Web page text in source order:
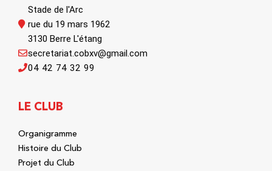
Stade de l'Arc
rue du 19 mars 1962
3130 Berre L'étang
04 42 74 32 99
secretariat.cobxv@gmail.com
LE CLUB
Organigramme
Histoire du Club
Projet du Club